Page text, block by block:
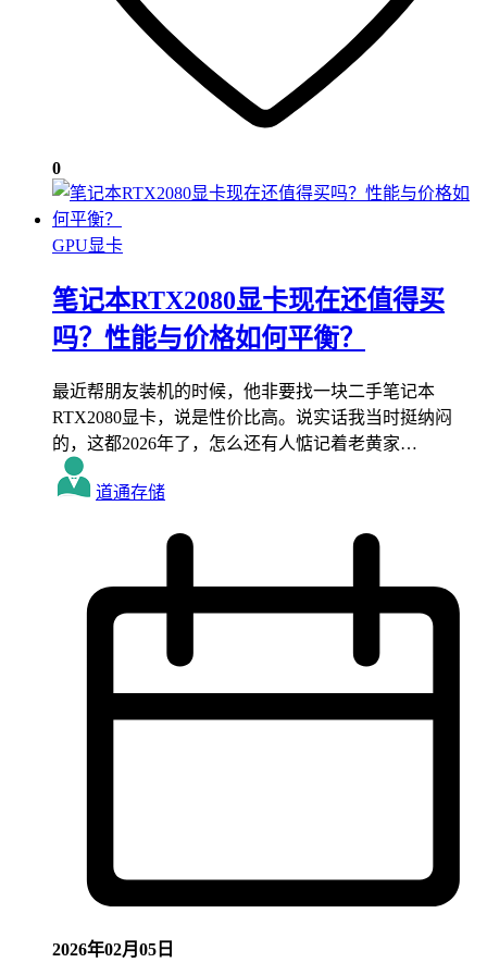
0
GPU显卡
笔记本RTX2080显卡现在还值得买
吗？性能与价格如何平衡？
最近帮朋友装机的时候，他非要找一块二手笔记本
RTX2080显卡，说是性价比高。说实话我当时挺纳闷
的，这都2026年了，怎么还有人惦记着老黄家…
道通存储
2026年02月05日